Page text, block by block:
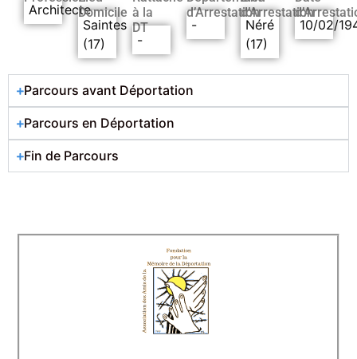
ArchitecteDomicile
Saintes
(17)
à la
DT
-
d’Arrestation
-
d’Arrestation
Néré
(17)
10/02/
Parcours avant Déportation
Parcours en Déportation
Fin de Parcours